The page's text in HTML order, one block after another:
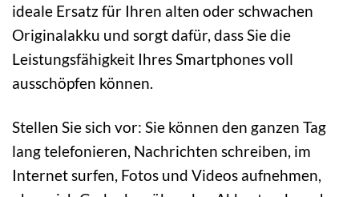
ideale Ersatz für Ihren alten oder schwachen
Originalakku und sorgt dafür, dass Sie die
Leistungsfähigkeit Ihres Smartphones voll
ausschöpfen können.
Stellen Sie sich vor: Sie können den ganzen Tag
lang telefonieren, Nachrichten schreiben, im
Internet surfen, Fotos und Videos aufnehmen,